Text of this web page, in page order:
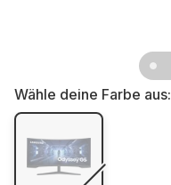
Wähle deine Farbe aus: